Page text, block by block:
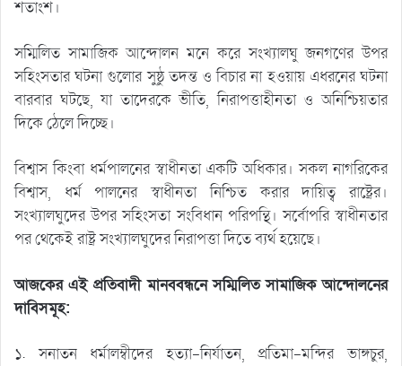
শতাংশ।
সম্মিলিত সামাজিক আন্দোলন মনে করে সংখ্যালঘু জনগণের উপর
সহিংসতার ঘটনা গুলোর সুষ্ঠু তদন্ত ও বিচার না হওয়ায় এধরনের ঘটনা
বারবার ঘটছে, যা তাদেরকে ভীতি, নিরাপত্তাহীনতা ও অনিশ্চিয়তার
দিকে ঠেলে দিচ্ছে।
বিশ্বাস কিংবা ধর্মপালনের স্বাধীনতা একটি অধিকার। সকল নাগরিকের
বিশ্বাস, ধর্ম পালনের স্বাধীনতা নিশ্চিত করার দায়িত্ব রাষ্ট্রের।
সংখ্যালঘুদের উপর সহিংসতা সংবিধান পরিপন্থি। সর্বোপরি স্বাধীনতার
পর থেকেই রাষ্ট্র সংখ্যালঘুদের নিরাপত্তা দিতে ব্যর্থ হয়েছে।
আজকের এই প্রতিবাদী মানববন্ধনে সম্মিলিত সামাজিক আন্দোলনের
দাবিসমূহ:
১. সনাতন ধর্মালম্বীদের হত্যা-নির্যাতন, প্রতিমা-মন্দির ভাঙ্গচুর,